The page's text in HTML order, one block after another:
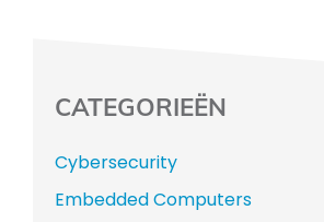
CATEGORIEËN
Cybersecurity
Embedded Computers